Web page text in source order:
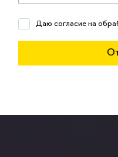
Даю согласие на